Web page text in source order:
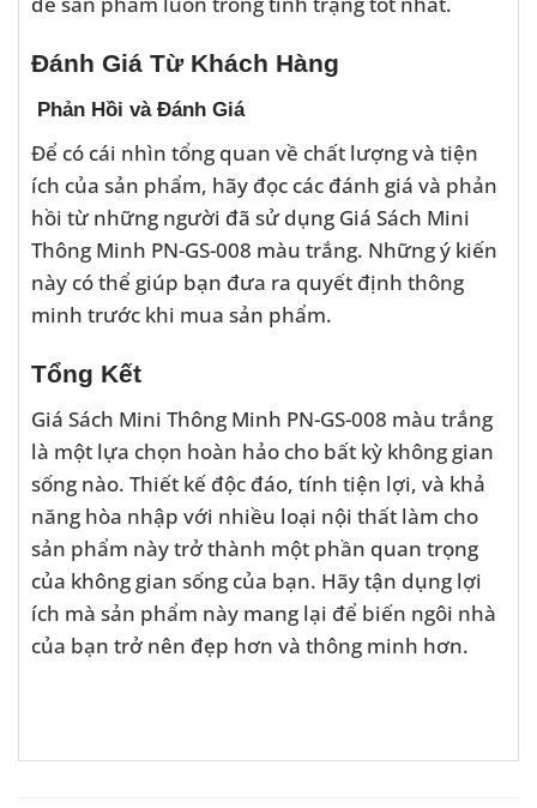
Đánh Giá Từ Khách Hàng
Phản Hồi và Đánh Giá
Để có cái nhìn tổng quan về chất lượng và tiện
ích của sản phẩm, hãy đọc các đánh giá và phản
hồi từ những người đã sử dụng Giá Sách Mini
Thông Minh PN-GS-008 màu trắng. Những ý kiến
này có thể giúp bạn đưa ra quyết định thông
minh trước khi mua sản phẩm.
Tổng Kết
Giá Sách Mini Thông Minh PN-GS-008 màu trắng
là một lựa chọn hoàn hảo cho bất kỳ không gian
sống nào. Thiết kế độc đáo, tính tiện lợi, và khả
năng hòa nhập với nhiều loại nội thất làm cho
sản phẩm này trở thành một phần quan trọng
của không gian sống của bạn. Hãy tận dụng lợi
ích mà sản phẩm này mang lại để biến ngôi nhà
của bạn trở nên đẹp hơn và thông minh hơn.